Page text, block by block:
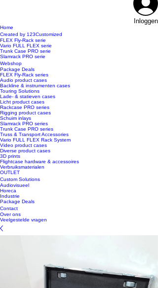
Inloggen
Home
Created by 123Customized
FLEX Fly-Rack serie
Vario FULL FLEX serie
Trunk Case PRO serie
Slamrack PRO serie
Webshop
Package Deals
FLEX Fly-Rack series
Audio product cases
Backline & instrumenten cases
Touring Solutions
Lade- & statieven cases
Licht product cases
Rackcase PRO series
Rigging product cases
Schuim inlays
Slamrack PRO series
Trunk Case PRO series
Truss & Transport Accessories
Vario FULL FLEX Rack System
Video product cases
Diverse product cases
3D prints
Flightcase hardware & accessoires
Verbruiksmaterialen
OUTLET
Custom Solutions
Audiovisueel
Horeca
Industrie
Package Deals
Contact
Over ons
Veelgestelde vragen